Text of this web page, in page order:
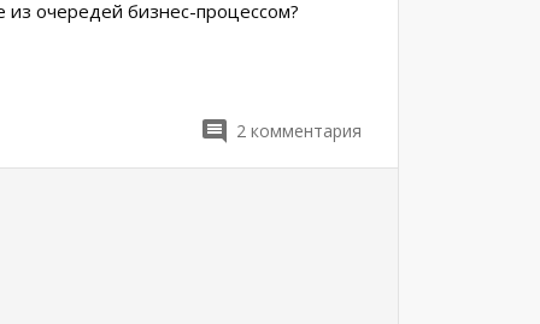
очередей бизнес-процессом?
2 комментария